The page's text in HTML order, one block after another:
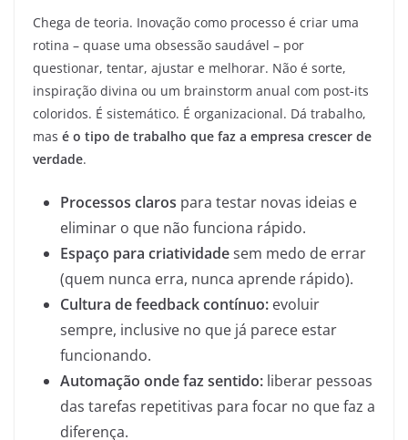
Chega de teoria. Inovação como processo é criar uma
rotina – quase uma obsessão saudável – por
questionar, tentar, ajustar e melhorar. Não é sorte,
inspiração divina ou um brainstorm anual com post-its
coloridos. É sistemático. É organizacional. Dá trabalho,
mas é o tipo de trabalho que faz a empresa crescer de
verdade.
Processos claros para testar novas ideias e
eliminar o que não funciona rápido.
Espaço para criatividadesem medo de errar
(quem nunca erra, nunca aprende rápido).
Cultura de feedback contínuo: evoluir
sempre, inclusive no que já parece estar
funcionando.
Automação onde faz sentido: liberar pessoas
das tarefas repetitivas para focar no que faz a
diferença.